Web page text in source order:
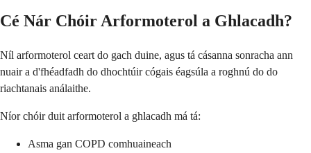
Cé Nár Chóir Arformoterol a Ghlacadh?
Níl arformoterol ceart do gach duine, agus tá cásanna sonracha ann
nuair a d'fhéadfadh do dhochtúir cógais éagsúla a roghnú do do
riachtanais análaithe.
Níor chóir duit arformoterol a ghlacadh má tá:
Asma gan COPD comhuaineach